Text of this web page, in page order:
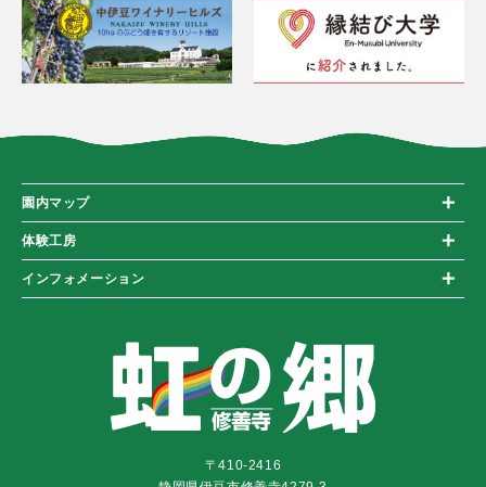
〒410-2416
園内マップ
体験工房
インフォメーション